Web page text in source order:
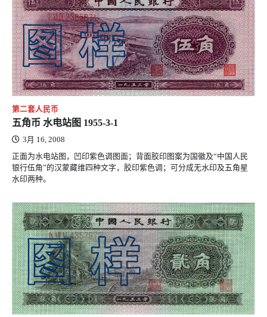
第二套人民币
五角币 水电站图 1955-3-1
3月 16, 2008
正面为水电站图，凹印紫色调图面；背面胶印图案为国徽及“中国人民
银行伍角”的汉蒙藏维四种文字，胶印紫色调；可分成无水印及五角星
水印两种。